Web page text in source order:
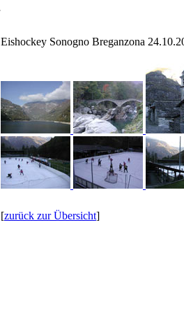
Eishockey Sonogno Breganzona
[zurück zur Übersicht]